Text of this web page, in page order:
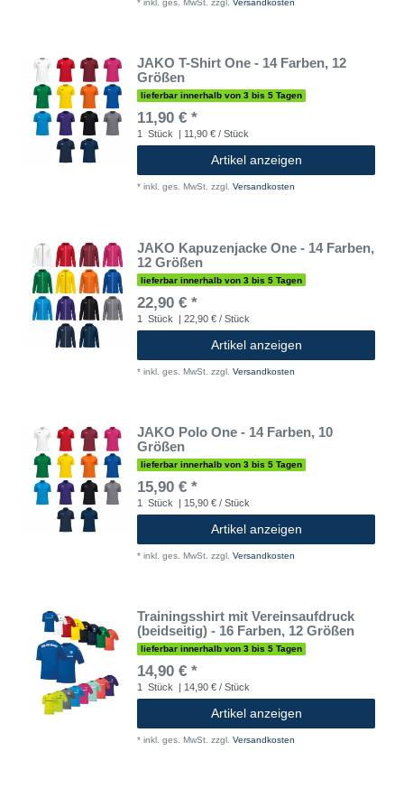
* inkl. ges. MwSt. zzgl. Versandkosten
JAKO T-Shirt One - 14 Farben, 12
Größen
lieferbar innerhalb von 3 bis 5 Tagen
11,90 € *
1 Stück | 11,90 € / Stück
Artikel anzeigen
* inkl. ges. MwSt. zzgl. Versandkosten
JAKO Kapuzenjacke One - 14 Farben,
12 Größen
lieferbar innerhalb von 3 bis 5 Tagen
22,90 € *
1 Stück | 22,90 € / Stück
Artikel anzeigen
* inkl. ges. MwSt. zzgl. Versandkosten
JAKO Polo One - 14 Farben, 10
Größen
lieferbar innerhalb von 3 bis 5 Tagen
15,90 € *
1 Stück | 15,90 € / Stück
Artikel anzeigen
* inkl. ges. MwSt. zzgl. Versandkosten
Trainingsshirt mit Vereinsaufdruck
(beidseitig) - 16 Farben, 12 Größen
lieferbar innerhalb von 3 bis 5 Tagen
14,90 € *
1 Stück | 14,90 € / Stück
Artikel anzeigen
* inkl. ges. MwSt. zzgl. Versandkosten